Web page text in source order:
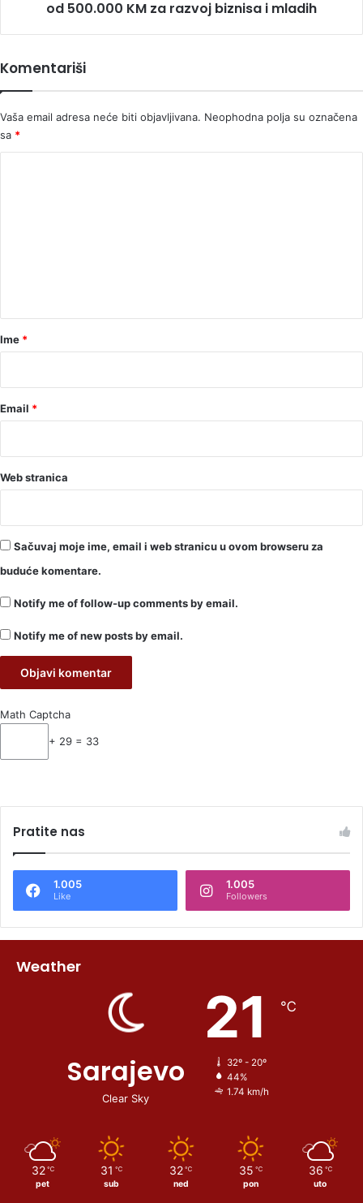
od 500.000 KM za razvoj biznisa i mladih
Komentariši
Vaša email adresa neće biti objavljivana. Neophodna polja su označena
sa *
r
Ime *
Email *
Web stranica
Sačuvaj moje ime, email i web stranicu u ovom browseru za
buduće komentare.
Notify me of follow-up comments by email.
Notify me of new posts by email.
Math Captcha
+ 29 = 33
Pratite nas
1.005
Like
1.005
Followers
Weather
Sarajevo
Clear Sky
21 ℃
32º - 20º
44%
1.74 km/h
32 ℃
pet
31 ℃
sub
32 ℃
ned
35 ℃
pon
36 ℃
uto